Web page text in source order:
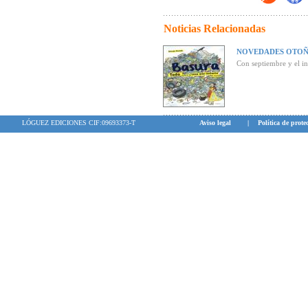
madurativo
“Un divertido
Premio
Noticias Relacionadas
NOVEDADES
Con septiembre y el
LÓGUEZ EDICIONES CIF:09693373-T Aviso legal | Política de